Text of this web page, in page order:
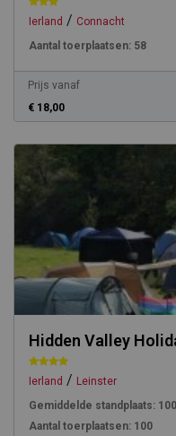
Ierland / Connacht
Aantal toerplaatsen: 58
Prijs vanaf
€ 18,00
Hidden Valley
Ierland / Leinster
Gemiddelde standplaats: 100
Aantal toerplaatsen: 100